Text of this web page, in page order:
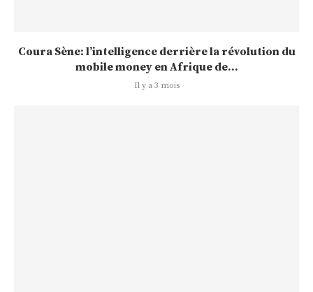
Coura Sène: l’intelligence derrière la révolution du
mobile money en Afrique de...
Il y a 3 mois